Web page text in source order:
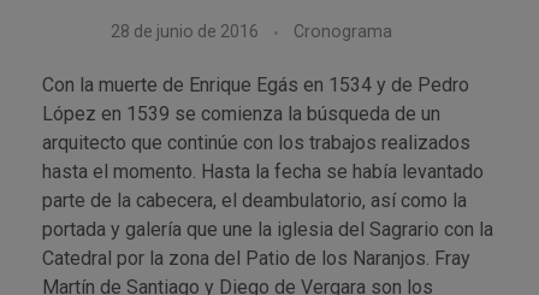
28 de junio de 2016 Cronograma
Con la muerte de Enrique Egás en 1534 y de Pedro
López en 1539 se comienza la búsqueda de un
arquitecto que continúe con los trabajos realizados
hasta el momento. Hasta la fecha se había levantado
parte de la cabecera, el deambulatorio, así como la
portada y galería que une la iglesia del Sagrario con la
Catedral por la zona del Patio de los Naranjos. Fray
Martín de Santiago y Diego de Vergara son los